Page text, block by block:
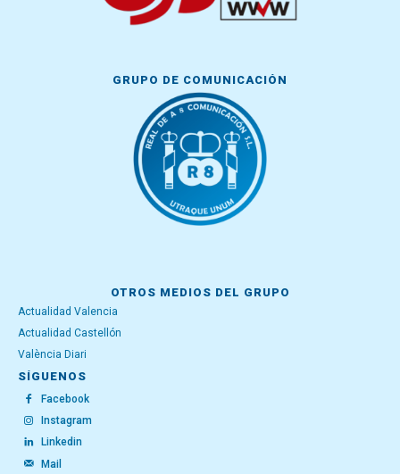
GRUPO DE COMUNICACIÓN
OTROS MEDIOS DEL GRUPO
Actualidad Valencia
Actualidad Castellón
València Diari
SÍGUENOS
Facebook
Instagram
Linkedin
Mail